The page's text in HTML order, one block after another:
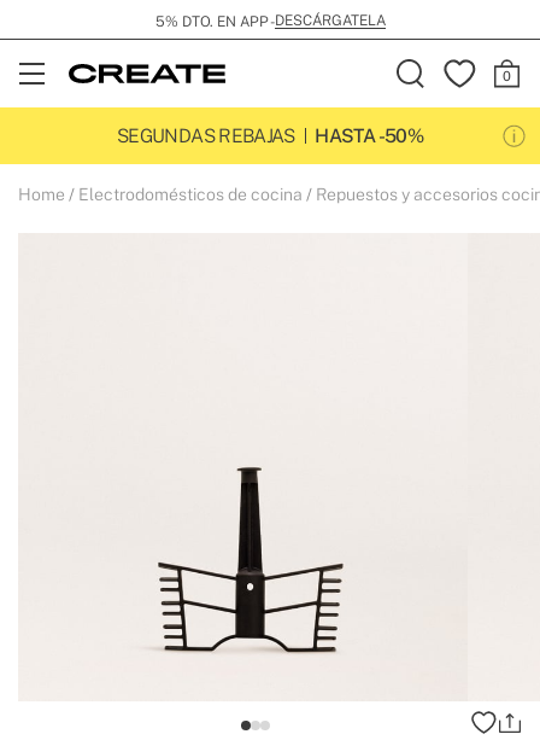
5% DTO. EN APP -DESCÁRGATELA
Open
Menu
SEGUNDAS REBAJAS
HASTA -50%
Home Electrodomésticos de cocina Repuestos y accesorios